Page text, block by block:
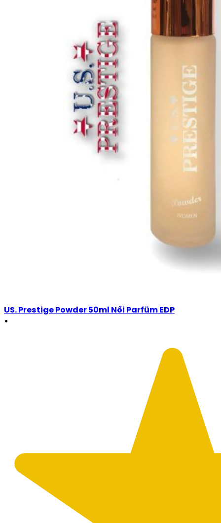
US. Prestige Powder 50ml Női Parfüm EDP
•